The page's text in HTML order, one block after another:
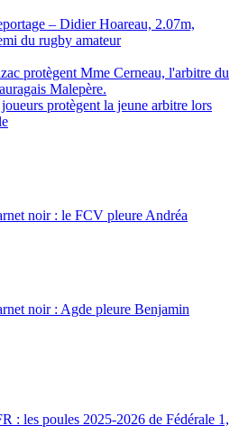
– Didier Hoareau, 2.07m,
du rugby amateur
protègent la jeune arbitre lors
noir : le FCV pleure Andréa
noir : Agde pleure Benjamin
: les poules 2025-2026 de Fédérale 1,